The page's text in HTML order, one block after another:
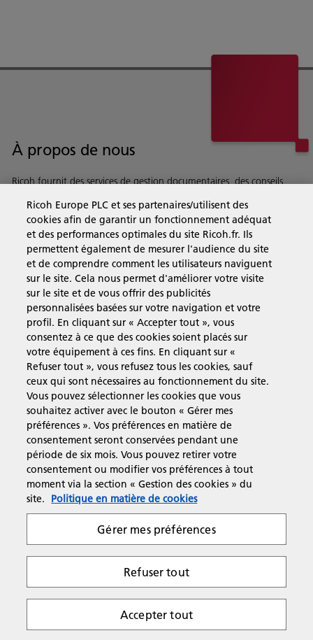
À propos de nous
Ricoh fournit des services de gestion documentaires, des conseils,
En savoir plus sur notre histoire et ce que nous faisons
Solutions pour les entreprises
Produits et Services
Assistance & Contact
Ressources
Suivez-nous
Conditions d'utilisation
Gestion des cookies
Ricoh Europe PLC et ses partenaires/utilisent des
cookies afin de garantir un fonctionnement adéquat
et des performances optimales du site Ricoh.fr. Ils
permettent également de mesurer l'audience du site
et de comprendre comment les utilisateurs naviguent
sur le site. Cela nous permet d'améliorer votre visite
sur le site et de vous offrir des publicités
personnalisées basées sur votre navigation et votre
profil. En cliquant sur « Accepter tout », vous
consentez à ce que des cookies soient placés sur
votre équipement à ces fins. En cliquant sur «
Refuser tout », vous refusez tous les cookies, sauf
ceux qui sont nécessaires au fonctionnement du site.
Vous pouvez sélectionner les cookies que vous
souhaitez activer avec le bouton « Gérer mes
préférences ». Vos préférences en matière de
consentement seront conservées pendant une
période de six mois. Vous pouvez retirer votre
consentement ou modifier vos préférences à tout
moment via la section « Gestion des cookies » du
site.
Politique en matière de cookies
Gérer mes préférences
Refuser tout
Accepter tout